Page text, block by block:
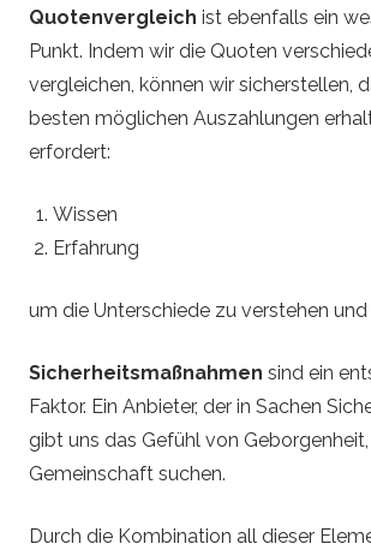
Quotenvergleich ist ebenfalls ein
Punkt. Indem wir die Quoten
vergleichen, können wir sicherstellen,
besten möglichen Auszahlungen
erfordert:
Wissen
Erfahrung
um die Unterschiede zu verstehen
Sicherheitsmaßnahmen sind ein
Faktor. Ein Anbieter, der in Sachen
gibt uns das Gefühl von
Gemeinschaft suchen.
Durch die Kombination all dieser